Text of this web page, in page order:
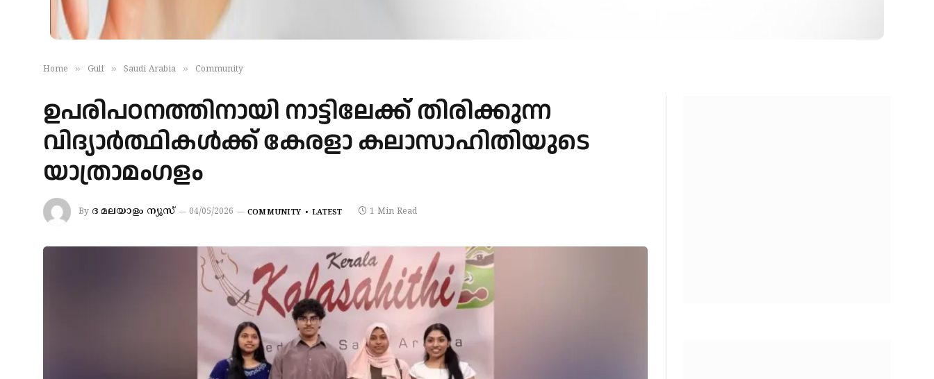
Home » Gulf » Saudi Arabia » Community
ഉപരിപഠനത്തിനായി നാട്ടിലേക്ക് തിരിക്കുന്ന
വിദ്യാർത്ഥികൾക്ക് കേരളാ കലാസാഹിതിയുടെ
യാത്രാമംഗളം
By ദ മലയാളം ന്യൂസ് 04/05/2026 COMMUNITY LATEST 1 Min Read